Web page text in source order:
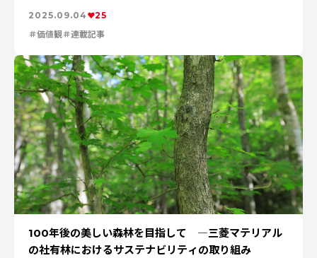
2025.09.04
25
価値観
連載記事
100年後の美しい森林を目指して ―三菱マテリアル
の社有林におけるサステナビリティの取り組み